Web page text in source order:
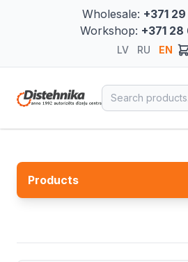
Wholesale: +371
Workshop: +371
LV RU EN
Search for:
Products